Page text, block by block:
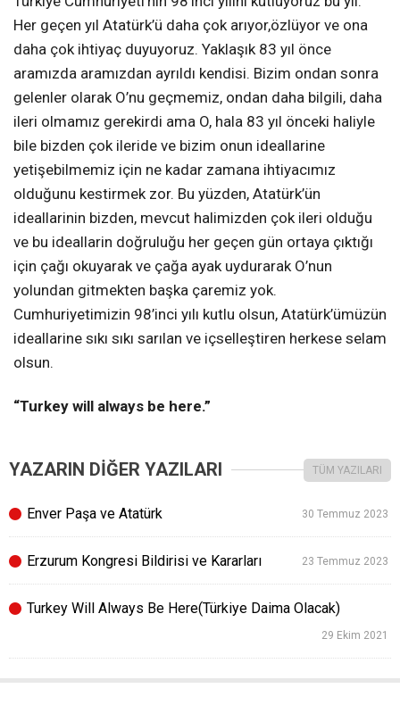
Her geçen yıl Atatürk’ü daha çok arıyor,özlüyor ve ona
daha çok ihtiyaç duyuyoruz. Yaklaşık 83 yıl önce
aramızda aramızdan ayrıldı kendisi. Bizim ondan sonra
gelenler olarak O’nu geçmemiz, ondan daha bilgili, daha
ileri olmamız gerekirdi ama O, hala 83 yıl önceki haliyle
bile bizden çok ileride ve bizim onun ideallarine
yetişebilmemiz için ne kadar zamana ihtiyacımız
olduğunu kestirmek zor. Bu yüzden, Atatürk’ün
ideallarinin bizden, mevcut halimizden çok ileri olduğu
ve bu ideallarin doğruluğu her geçen gün ortaya çıktığı
için çağı okuyarak ve çağa ayak uydurarak O’nun
yolundan gitmekten başka çaremiz yok.
Cumhuriyetimizin 98’inci yılı kutlu olsun, Atatürk’ümüzün
ideallarine sıkı sıkı sarılan ve içselleştiren herkese selam
olsun.
“Turkey will always be here.”
YAZARIN DİĞER YAZILARI TÜM YAZILARI
Enver Paşa ve Atatürk 30 Temmuz 2023
Erzurum Kongresi Bildirisi ve Kararları 23 Temmuz 2023
Turkey Will Always Be Here(Türkiye Daima Olacak)
29 Ekim 2021